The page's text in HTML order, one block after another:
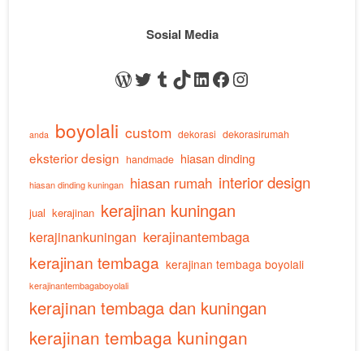
Sosial Media
WordPress
Twitter
Tumblr
TikTok
LinkedIn
Facebook
Instagram
anda boyolali custom dekorasi dekorasirumah
eksterior design handmade hiasan dinding
hiasan dinding kuningan hiasan rumah interior design
jual kerajinan kerajinan kuningan
kerajinankuningan kerajinantembaga
kerajinan tembaga kerajinan tembaga boyolali
kerajinantembagaboyolali
kerajinan tembaga dan kuningan
kerajinan tembaga kuningan